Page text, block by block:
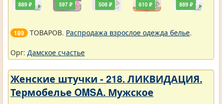
889 ₽ 597 ₽ 508 ₽ 610 ₽ 889 ₽
189 ТОВАРОВ. Распродажа взрослое одежда белье.
Орг: Дамское счастье
Женские штучки - 218. ЛИКВИДАЦИЯ.
Термобелье OMSA. Мужское